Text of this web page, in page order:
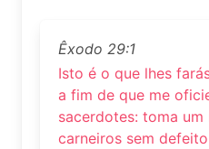
Êxodo 29:1
Isto é o que lhes
a fim de que me
sacerdotes: toma
carneiros sem